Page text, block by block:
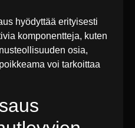
hyödyttää erityisesti
komponentteja, kuten
osia,
voi tarkoittaa